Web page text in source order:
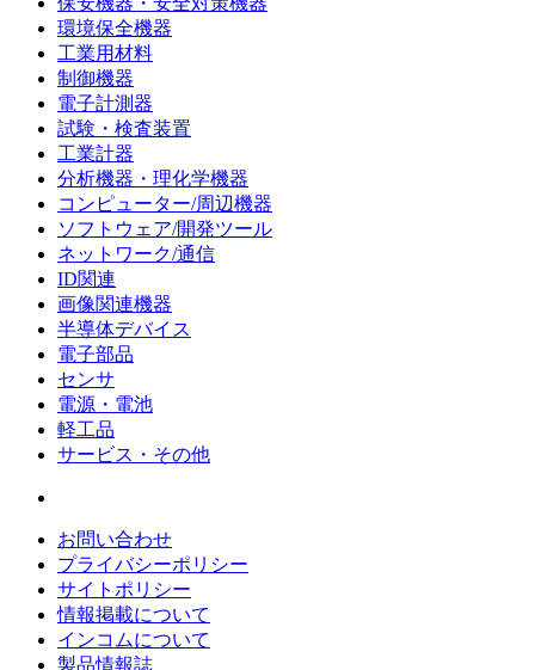
環境保全機器
工業用材料
制御機器
電子計測器
試験・検査装置
工業計器
分析機器・理化学機器
コンピューター/周辺機器
ソフトウェア/開発ツール
ネットワーク/通信
ID関連
画像関連機器
半導体デバイス
電子部品
センサ
電源・電池
軽工品
サービス・その他
お問い合わせ
プライバシーポリシー
サイトポリシー
情報掲載について
インコムについて
製品情報誌